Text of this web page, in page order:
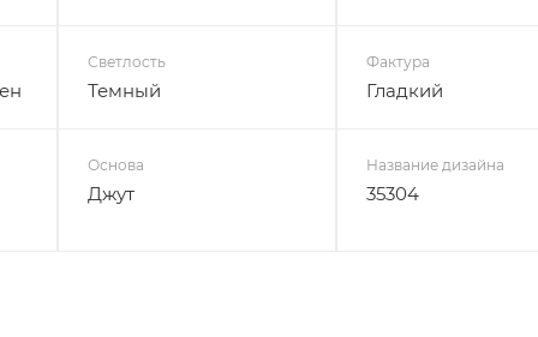
Светлость
Темный
Фактура
Гладкий
Основа
Джут
Название дизайна
35304